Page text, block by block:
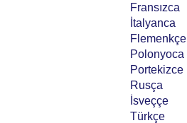
Fransızca
İtalyanca
Flemenkçe
Polonyoca
Portekizce
Rusça
İsveççe
Türkçe